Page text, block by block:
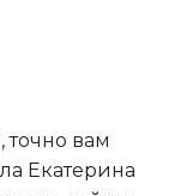
точно вам
Екатерина